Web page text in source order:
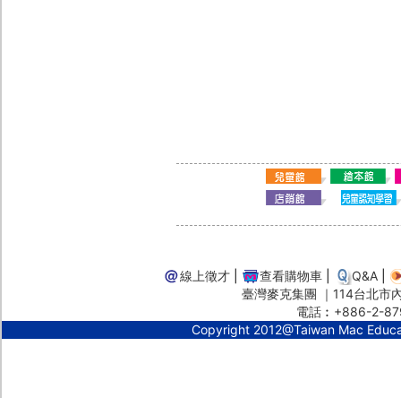
線上徵才 查看購物車 Q&A
臺灣麥克集團 ｜114台北
電話︰+886-2-
Copyright 2012@Taiwan Mac